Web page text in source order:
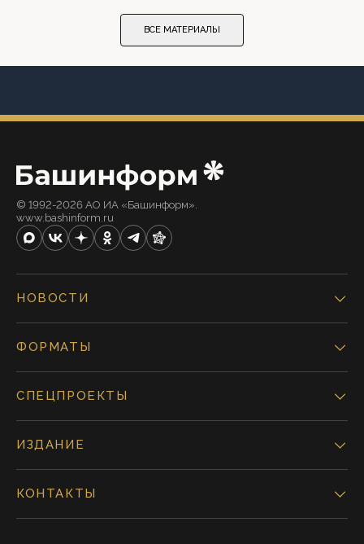
ВСЕ МАТЕРИАЛЫ
© 1992-2026 АО ИА «Башинформ».
www.bashinform.ru
НОВОСТИ
ФОРМАТЫ
СПЕЦПРОЕКТЫ
ИЗДАНИЕ
КОНТАКТЫ